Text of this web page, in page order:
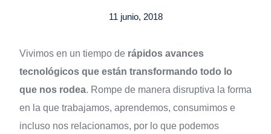
11 junio, 2018
Vivimos en un tiempo de rápidos avances
tecnológicos que están transformando todo lo
que nos rodea. Rompe de manera disruptiva la forma
en la que trabajamos, aprendemos, consumimos e
incluso nos relacionamos, por lo que podemos